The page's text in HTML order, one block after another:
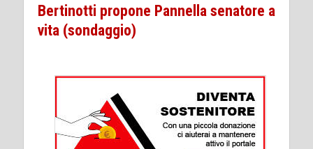
Bertinotti propone Pannella senatore a
vita (sondaggio)